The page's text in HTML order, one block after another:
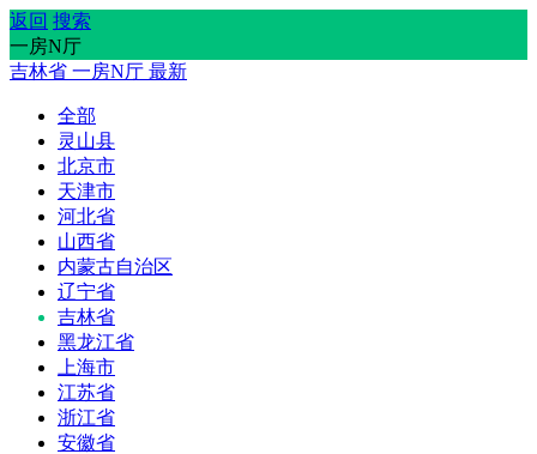
返回 搜索
一房N厅
吉林省 一房N厅 最新
全部
灵山县
北京市
天津市
河北省
山西省
内蒙古自治区
辽宁省
吉林省
黑龙江省
上海市
江苏省
浙江省
安徽省